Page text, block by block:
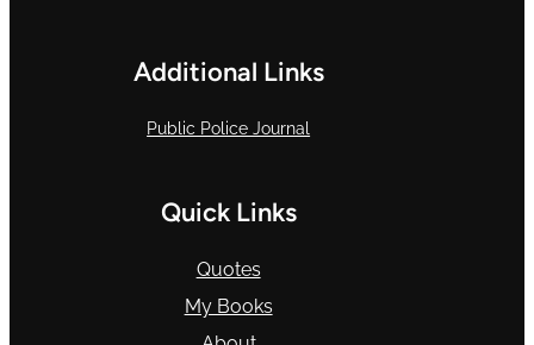
Additional Links
Public Police Journal
Quick Links
Quotes
My Books